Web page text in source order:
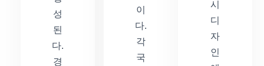
성
된
다.
경
이
다.
각
국
시
디
자
인